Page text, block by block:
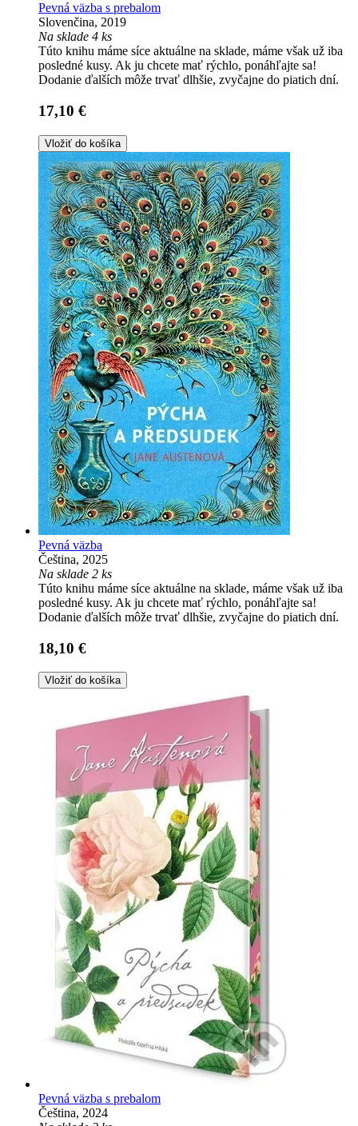
Pevná väzba s prebalom
Slovenčina, 2019
Na sklade 4 ks
Túto knihu máme síce aktuálne na sklade, máme však už iba
posledné kusy. Ak ju chcete mať rýchlo, ponáhľajte sa!
Dodanie ďalších môže trvať dlhšie, zvyčajne do piatich dní.
17,10 €
Vložiť do košíka
Pevná väzba
Čeština, 2025
Na sklade 2 ks
Túto knihu máme síce aktuálne na sklade, máme však už iba
posledné kusy. Ak ju chcete mať rýchlo, ponáhľajte sa!
Dodanie ďalších môže trvať dlhšie, zvyčajne do piatich dní.
18,10 €
Vložiť do košíka
Pevná väzba s prebalom
Čeština, 2024